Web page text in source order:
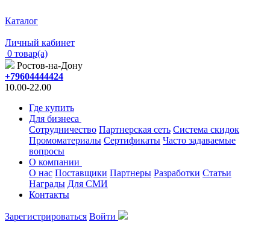
Каталог
Личный кабинет
0 товар(а)
Ростов-на-Дону
+79604444424
10.00-22.00
Где купить
Для бизнеса
Сотрудничество Партнерская сеть Система скидок
Промоматериалы Сертификаты Часто задаваемые
вопросы
О компании
О нас Поставщики Партнеры Разработки Статьи
Награды Для СМИ
Контакты
Зарегистрироваться Войти